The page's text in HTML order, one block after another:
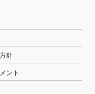
針
ント